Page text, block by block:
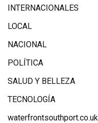
INTERNACIONALES
LOCAL
NACIONAL
POLÍTICA
SALUD Y BELLEZA
TECNOLOGÍA
waterfrontsouthport.co.uk